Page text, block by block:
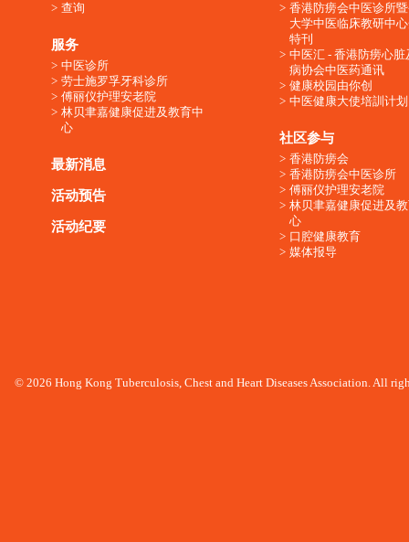
查询
服务
中医诊所
劳士施罗孚牙科诊所
傅丽仪护理安老院
林贝聿嘉健康促进及教育中
心
最新消息
活动预告
活动纪要
香港防痨会中医诊所
大学中医临床教研中
特刊
中医汇 - 香港防痨心脏
病协会中医药通讯
健康校园由你创
中医健康大使培訓计划
社区参与
香港防痨会
香港防痨会中医诊所
傅丽仪护理安老院
林贝聿嘉健康促进及
心
口腔健康教育
媒体报导
© 2026 Hong Kong Tuberculosis, Chest and Heart Diseases Association. All